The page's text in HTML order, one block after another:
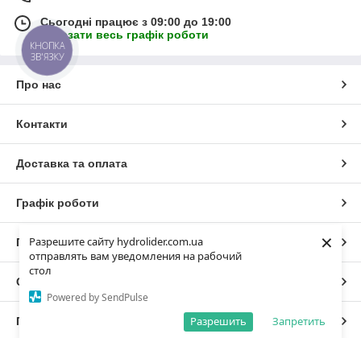
Разрешите сайту hydrolider.com.ua
отправлять вам уведомления на рабочий
стол
Powered by SendPulse
Запретить
Разрешить
×
Сьогодні працює з 09:00 до 19:00
Показати весь графік роботи
Про нас
Контакти
Доставка та оплата
Графік роботи
Повна версія сайту
Сайт створено на маркетплейсі
Політика конфіденційності
КНОПКА
ЗВ'ЯЗКУ